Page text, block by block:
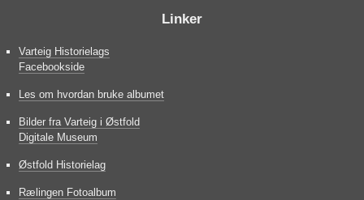
Linker
Varteig Historielags
Facebookside
Les om hvordan bruke albumet
Bilder fra Varteig i Østfold
Digitale Museum
Østfold Historielag
Rælingen Fotoalbum